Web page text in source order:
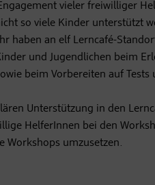
vieler freiwilliger
so viele Kinder unterstützt
haben an elf Lerncafé-
und Jugendlichen beim
beim Vorbereiten auf Tests
Unterstützung in den
HelferInnen bei den
Workshops umzusetzen.